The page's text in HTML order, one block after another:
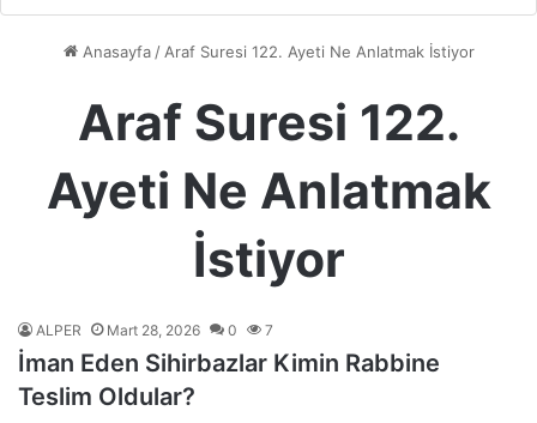
Anasayfa / Araf Suresi 122. Ayeti Ne Anlatmak İstiyor
Araf Suresi 122.
Ayeti Ne Anlatmak
İstiyor
ALPER Mart 28, 2026 0 7
İman Eden Sihirbazlar Kimin Rabbine
Teslim Oldular?